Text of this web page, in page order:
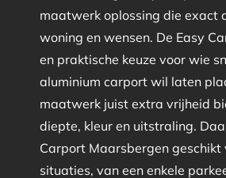
maatwerk oplossing die exact
woning en wensen. De Easy
en praktische keuze voor wie
aluminium carport wil laten
maatwerk juist extra vrijheid
diepte, kleur en uitstraling.
Carport Maarsbergen geschikt
situaties, van een enkele